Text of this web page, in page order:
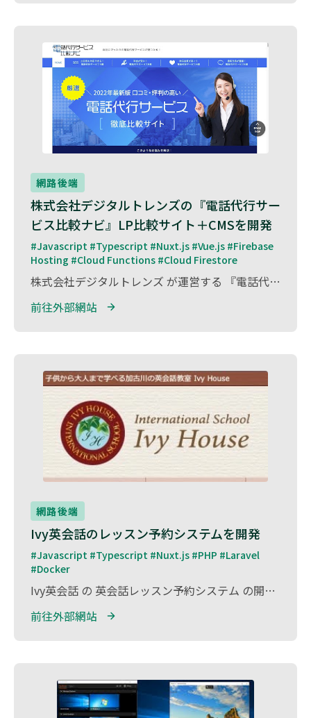
網路後端
株式会社デジタルトレンズの『電話代行サー
ビス比較ナビ』LP比較サイト＋CMSを開発
#Javascript #Typescript #Nuxt.js #Vue.js #Firebase
Hosting #Cloud Functions #Cloud Firestore
株式会社デジタルトレンズ が運営する 『電話代行サービス比較ナビ』 の LP比較サイト＋CMSの開発 を担当しました。 本サイトは、企業向けの電話代行サービスを比較し、最適なサービス選びをサポートする情報プラットフォーム です。 本プロジェクトでは、Firebase Firestoreを活用したスケーラブルなデータ管理と、Nuxt.jsによる軽量で高速なフロントエンド開発を実施。 これにより、最新の比較情報をリアルタイムで提供し、SEO対策とユーザーエクスペリエンスの向上を実現 しました。
前往外部網站
網路後端
Ivy英会話のレッスン予約システムを開発
#Javascript #Typescript #Nuxt.js #PHP #Laravel
#Docker
Ivy英会話 の 英会話レッスン予約システム の開発を担当しました。 Ivy英会話は、質の高い英語教育を提供するスクールで、生徒が効率的に学べる環境を整えています。 本システムでは、生徒がスムーズにレッスンを予約・管理できる機能を実装し、講師のスケジュール管理や運営側の業務効率化も実現。 開発には Laravel（PHP）とNuxt.js を活用し、安定したバックエンドと直感的なフロントエンドを構築。
前往外部網站